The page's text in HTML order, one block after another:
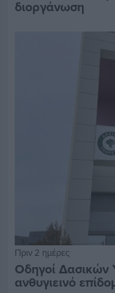
διοργάνωση
Πριν 2 ημέρες
Οδηγοί Δασικών
ανθυγιεινό